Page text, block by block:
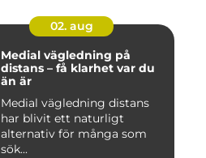
02. aug
Medial vägledning på
distans – få klarhet var du
än är
Medial vägledning distans
har blivit ett naturligt
alternativ för många som
sök...